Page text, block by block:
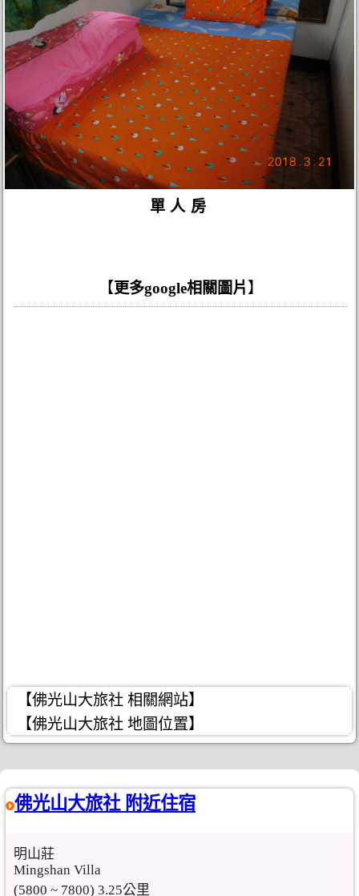
單人房
【更多google相關圖片 】
【佛光山大旅社 相關網站】
【佛光山大旅社 地圖位置】
佛光山大旅社 附近住宿
明山莊
Mingshan Villa
(5800 ~ 7800) 3.25公里